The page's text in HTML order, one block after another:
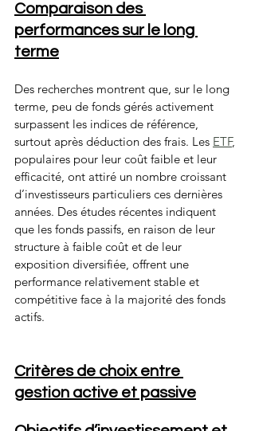
Comparaison des
performances sur le long
terme
Des recherches montrent que, sur le long
terme, peu de fonds gérés activement
surpassent les indices de référence,
surtout après déduction des frais. Les ETF,
populaires pour leur coût faible et leur
efficacité, ont attiré un nombre croissant
d’investisseurs particuliers ces dernières
années. Des études récentes indiquent
que les fonds passifs, en raison de leur
structure à faible coût et de leur
exposition diversifiée, offrent une
performance relativement stable et
compétitive face à la majorité des fonds
actifs.
Critères de choix entre
gestion active et passive